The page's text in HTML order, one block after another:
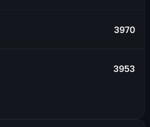
3970
3953